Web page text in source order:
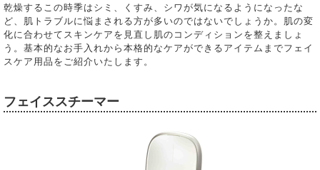
乾燥するこの時季はシミ、くすみ、シワが気になるようになったな
ど、肌トラブルに悩まされる方が多いのではないでしょうか。肌の変
化に合わせてスキンケアを見直し肌のコンディションを整えましょ
う。基本的なお手入れから本格的なケアができるアイテムまでフェイ
スケア用品をご紹介いたします。
フェイススチーマー